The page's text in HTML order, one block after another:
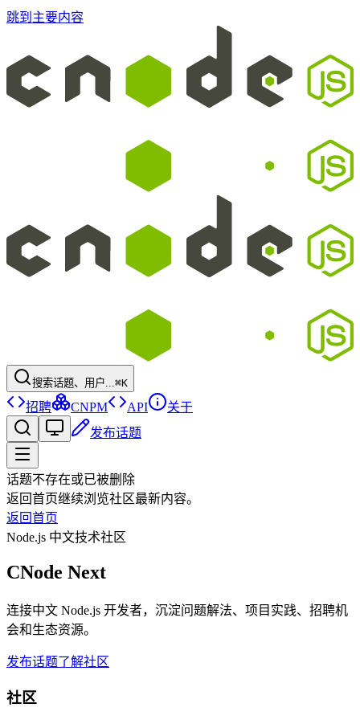
跳到主要内容
搜索话题、用户...⌘K
招聘 CNPM API
关于
发布话题
话题不存在或已被删除
返回首页继续浏览社区最新内容。
返回首页
Node.js 中文技术社区
CNode Next
连接中文 Node.js 开发者，沉淀问题解法、项目实践、招聘机
会和生态资源。
发布话题了解社区
社区